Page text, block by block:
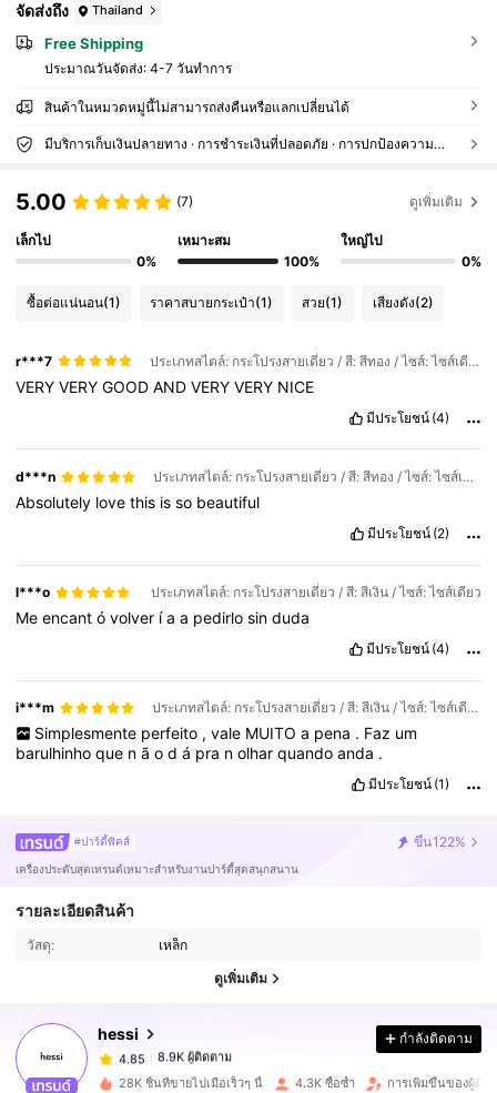
จัดส่งถึง Thailand
Free Shipping
ประมาณวันจัดส่ง: 4-7 วันทำการ
สินค้าในหมวดหมู่นี้ไม่สามารถส่งคืนหรือแลกเปลี่ยนได้
มีบริการเก็บเงินปลายทาง · การชำระเงินที่ปลอดภัย · การปกป้องความเป็นส่วนตัว
5.00 (7) ดูเพิ่มเติม
เล็กไป
0%
เหมาะสม
100%
ใหญ่ไป
0%
ซื้อต่อแน่นอน(1) ราคาสบายกระเป๋า(1) สวย(1) เสียงดัง(2)
r***7 ประเภทสไตล์: กระโปรงสายเดี่ยว / สี: สีทอง / ไซส์: ไซส์เดียว
VERYVERYGOODANDVERYVERY NICE
มีประโยชน์ (4)
d***n ประเภทสไตล์: กระโปรงสายเดี่ยว / สี: สีทอง / ไซส์: ไซส์เดียว
Absolutely lovethis isso beautiful
มีประโยชน์ (2)
l***o ประเภทสไตล์: กระโปรงสายเดี่ยว / สี: สีเงิน / ไซส์: ไซส์เดียว
Meencantóvolver íaa pedirlosinduda
มีประโยชน์ (4)
i***m ประเภทสไตล์: กระโปรงสายเดี่ยว / สี: สีเงิน / ไซส์: ไซส์เดียว
Simplesmente perfeito , vale MUITO a pena . Faz um
barulhinhoque nãodá pra nolharquandoanda .
มีประโยชน์ (1)
#ปาร์ตี้พิคส์ ขึ้น122%
เครื่องประดับสุดเทรนด์เหมาะสำหรับงานปาร์ตี้สุดสนุกสนาน
รายละเอียดสินค้า
วัสดุ: เหล็ก
ดูเพิ่มเติม
hessi
4.85
8.9K ผู้ติดตาม
4.85
r***9จ่าย1 วันที่ผ่านมา
กำลังติดตาม
28K ชิ้นที่ขายไปเมื่อเร็วๆ นี้ 4.3K ซื้อซ้ำ การเพิ่มขึ้นของผู้ติด